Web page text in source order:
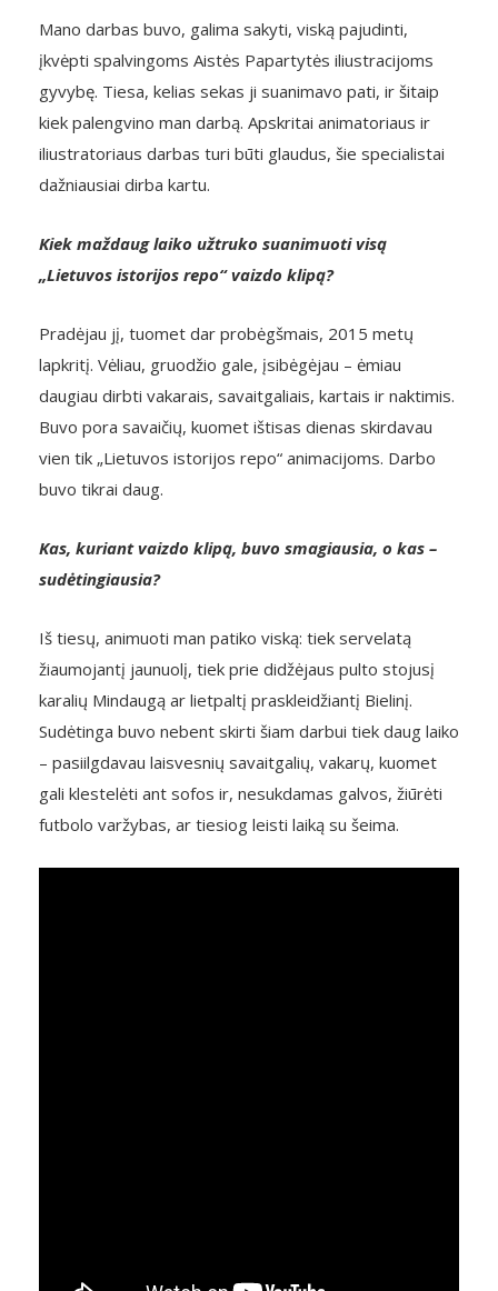
Mano darbas buvo, galima sakyti, viską pajudinti,
įkvėpti spalvingoms Aistės Papartytės iliustracijoms
gyvybę. Tiesa, kelias sekas ji suanimavo pati, ir šitaip
kiek palengvino man darbą. Apskritai animatoriaus ir
iliustratoriaus darbas turi būti glaudus, šie specialistai
dažniausiai dirba kartu.
Kiek maždaug laiko užtruko suanimuoti visą
„Lietuvos istorijos repo“ vaizdo klipą?
Pradėjau jį, tuomet dar probėgšmais, 2015 metų
lapkritį. Vėliau, gruodžio gale, įsibėgėjau – ėmiau
daugiau dirbti vakarais, savaitgaliais, kartais ir naktimis.
Buvo pora savaičių, kuomet ištisas dienas skirdavau
vien tik „Lietuvos istorijos repo“ animacijoms. Darbo
buvo tikrai daug.
Kas, kuriant vaizdo klipą, buvo smagiausia, o kas –
sudėtingiausia?
Iš tiesų, animuoti man patiko viską: tiek servelatą
žiaumojantį jaunuolį, tiek prie didžėjaus pulto stojusį
karalių Mindaugą ar lietpaltį praskleidžiantį Bielinį.
Sudėtinga buvo nebent skirti šiam darbui tiek daug laiko
– pasiilgdavau laisvesnių savaitgalių, vakarų, kuomet
gali klestelėti ant sofos ir, nesukdamas galvos, žiūrėti
futbolo varžybas, ar tiesiog leisti laiką su šeima.